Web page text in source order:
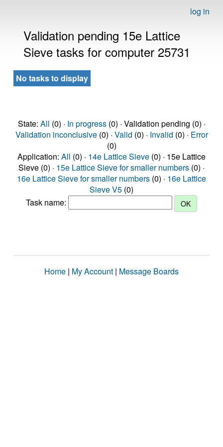
log in
Validation pending 15e Lattice
Sieve tasks for computer 25731
No tasks to display
State: All (0) · In progress(0) · Validation pending (0) ·
Validation inconclusive(0) · Valid (0) · Invalid (0) · Error
(0)
Application: All (0) · 14e Lattice Sieve (0) · 15e Lattice
Sieve (0) · 15e Lattice Sieve for smaller numbers (0) ·
16e Lattice Sieve for smaller numbers (0) · 16e Lattice
Sieve V5 (0)
Task name:
Home | My Account | Message Boards